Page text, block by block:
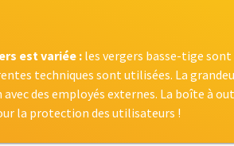
est variée :les vergers basse-tige sont
techniques sont utilisées. La
des employés externes. La boîte à
la protection des utilisateurs !